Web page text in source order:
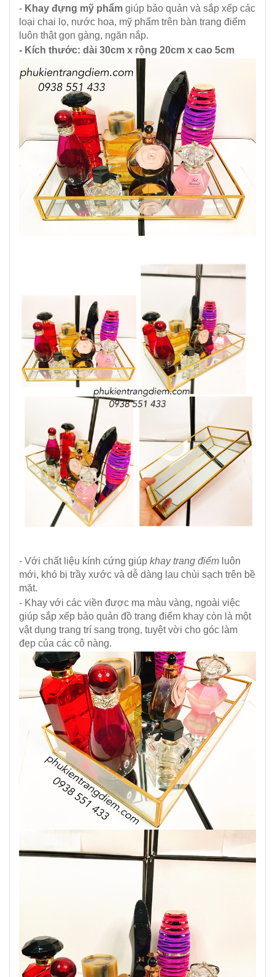
- Khay đựng mỹ phẩm giúp bảo quản và sắp xếp các
loại chai lọ, nước hoa, mỹ phẩm trên bàn trang điểm
luôn thật gọn gàng, ngăn nắp.
- Kích thước: dài 30cm x rộng 20cm x cao 5cm
- Với chất liệu kính cứng giúp khay trang điểm luôn
mới, khó bị trầy xước và dễ dàng lau chùi sạch trên bề
mặt.
- Khay với các viền được mạ màu vàng, ngoài việc
giúp sắp xếp bảo quản đồ trang điểm khay còn là một
vật dụng trang trí sang trọng, tuyệt vời cho góc làm
đẹp của các cô nàng.